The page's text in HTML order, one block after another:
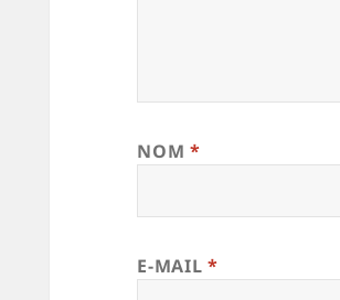
NOM *
E-MAIL *